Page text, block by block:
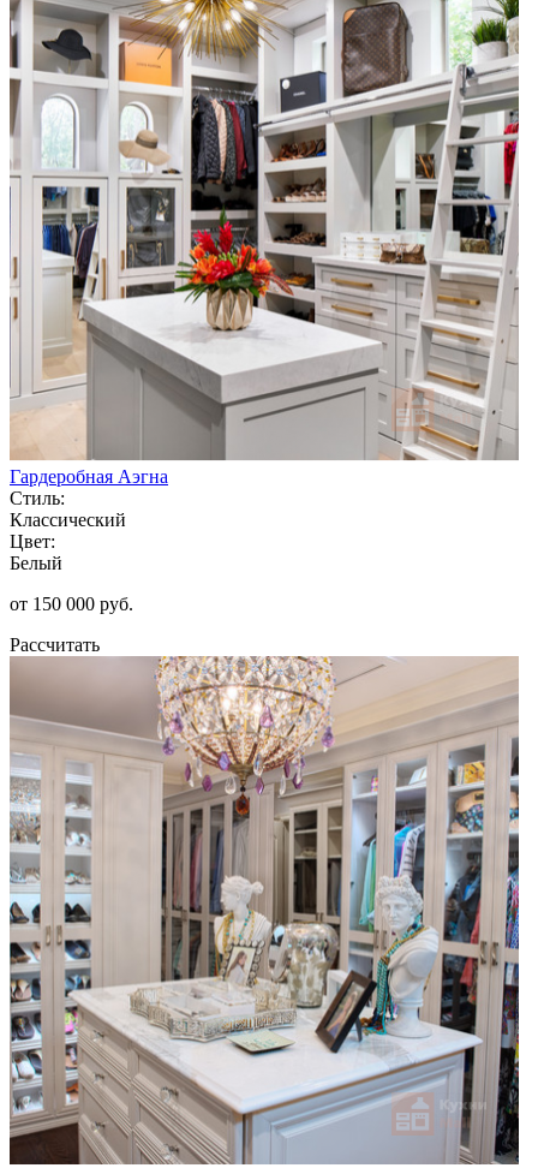
Гардеробная Аэгна
Стиль:
Классический
Цвет:
Белый
от 150 000 руб.
Рассчитать